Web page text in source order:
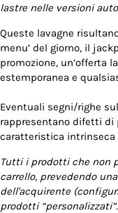
lastre nelle versioni
Queste lavagne
menu’ del giorno, il
promozione, un’offerta
estemporanea e
Eventuali segni/righe
rappresentano difetti di
caratteristica intrinseca
Tutti i prodotti che non
carrello, prevedendo
dell'acquirente
prodotti